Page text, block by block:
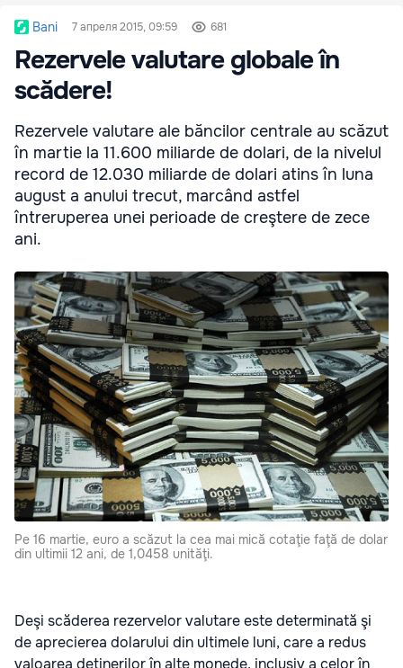
Bani 7 апреля 2015, 09:59 681
Rezervele valutare globale în
scădere!
Rezervele valutare ale băncilor centrale au scăzut
în martie la 11.600 miliarde de dolari, de la nivelul
record de 12.030 miliarde de dolari atins în luna
august a anului trecut, marcând astfel
întreruperea unei perioade de creştere de zece
ani.
Pe 16 martie, euro a scăzut la cea mai mică cotaţie faţă de dolar
din ultimii 12 ani, de 1,0458 unităţi.
Deşi scăderea rezervelor valutare este determinată şi
de aprecierea dolarului din ultimele luni, care a redus